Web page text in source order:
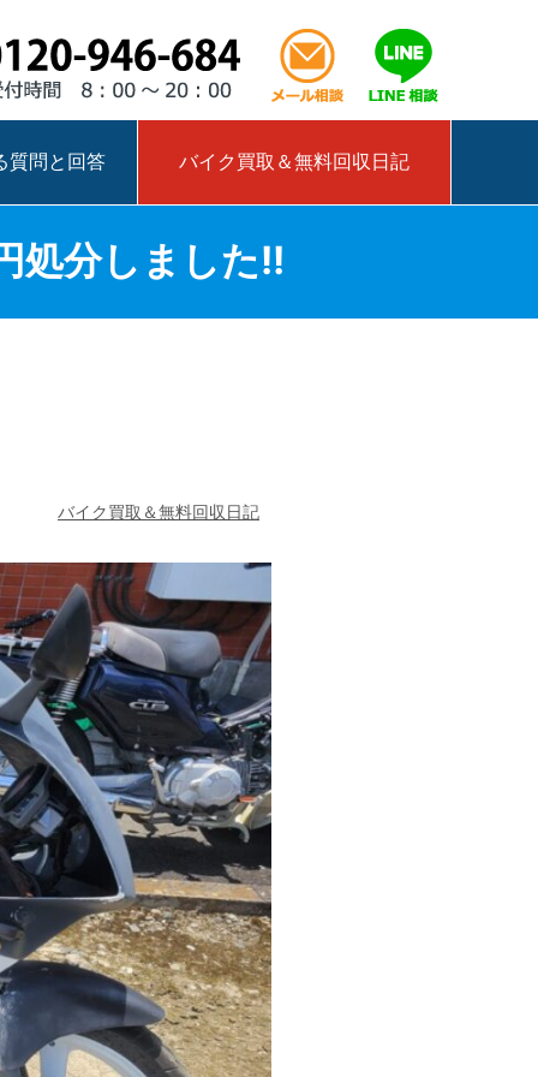
0120-946-684 メール相談はこ
質問と回答 バイク買取＆無料回収日記
処分しました!!
バイク買取＆無料回収日記